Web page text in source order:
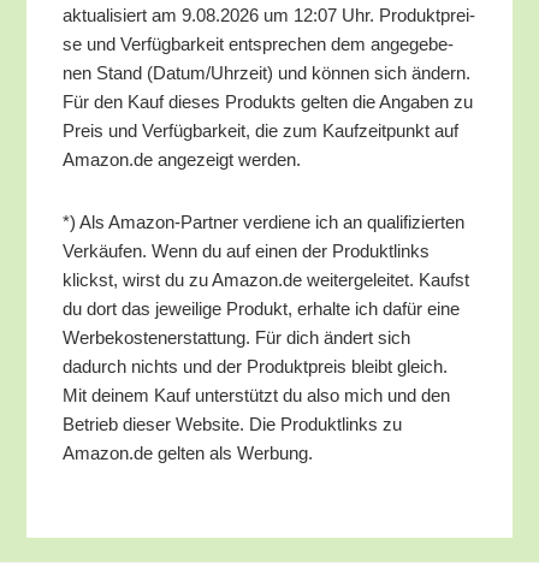
aktua­li­siert am 9.08.2026 um 12:07 Uhr. Pro­dukt­prei­
se und Ver­füg­bar­keit ent­spre­chen dem ange­ge­be­
nen Stand (Datum/​Uhrzeit) und kön­nen sich ändern.
Für den Kauf die­ses Pro­dukts gel­ten die Anga­ben zu
Preis und Ver­füg­bar­keit, die zum Kauf­zeit­punkt auf
Amazon.de ange­zeigt werden.
*) Als Ama­zon-Part­ner ver­die­ne ich an qua­li­fi­zier­ten
Ver­käu­fen. Wenn du auf einen der Pro­dukt­links
klickst, wirst du zu Amazon.de wei­ter­ge­lei­tet. Kaufst
du dort das jewei­li­ge Pro­dukt, erhal­te ich dafür eine
Wer­be­kos­ten­er­stat­tung. Für dich ändert sich
dadurch nichts und der Pro­dukt­preis bleibt gleich.
Mit dei­nem Kauf unter­stützt du also mich und den
Betrieb die­ser Web­site. Die Pro­dukt­links zu
Amazon.de gel­ten als Werbung.